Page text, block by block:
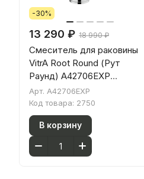
-30%
13 290 ₽ 18 990 ₽
Смеситель для раковины
VitrA Root Round (Рут
Раунд) A42706EXP
однорычажный хром латунь
Арт. A42706EXP
Код товара: 2750
В корзину